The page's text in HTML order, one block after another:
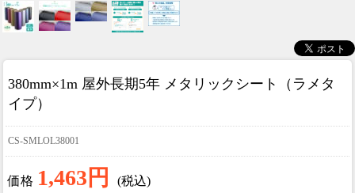
380mm×1m 屋外長期5年 メタリックシート（ラメタ
イプ）
CS-SMLOL38001
価格 1,463円 (税込)